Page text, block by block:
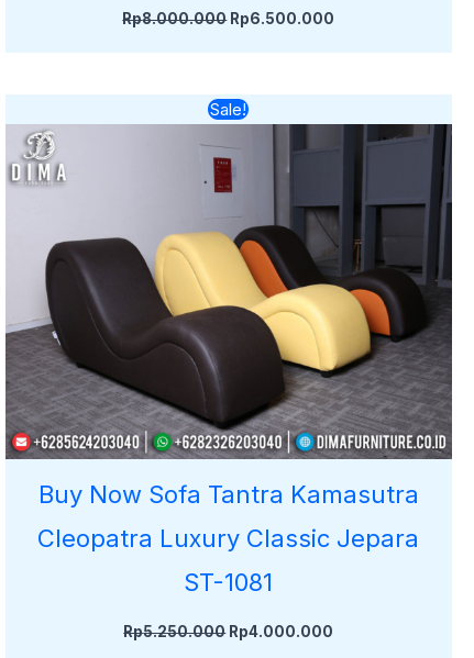
Rp8.000.000 Rp6.500.000
Sale!
Buy Now Sofa Tantra Kamasutra
Cleopatra Luxury Classic Jepara
ST-1081
Rp5.250.000
Harga
aslinya
Rp5.250.000.
Rp4.000.000
saat